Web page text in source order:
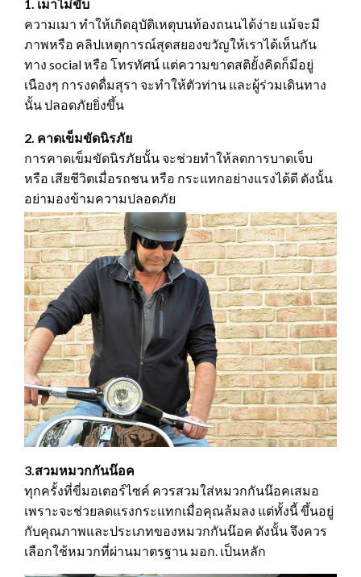
1. เมาไม่ขับ
ความเมา ทำให้เกิดอุบัติเหตุบนท้องถนนได้ง่าย แม้จะมี
ภาพหรือ คลิปเหตุการณ์สุดสยองขวัญให้เราได้เห็นกัน
ทาง social หรือ โทรทัศน์ แต่ความขาดสติยั้งคิดก็มีอยู่
เนืองๆ การงดดื่มสุรา จะทำให้ตัวท่าน และผู้ร่วมเดินทาง
นั้น ปลอดภัยยิ่งขึ้น
2. คาดเข็มขัดนิรภัย
การคาดเข็มขัดนิรภัยนั้น จะช่วยทำให้ลดการบาดเจ็บ
หรือ เสียชีวิตเมื่อรถชน หรือ กระแทกอย่างแรงได้ดี ดังนั้น
อย่ามองข้ามความปลอดภัย
3.สวมหมวกกันน๊อค
ทุกครั้งที่ขี่มอเตอร์ไซค์ ควรสวมใส่หมวกกันน๊อคเสมอ
เพราะจะช่วยลดแรงกระแทกเมื่อคุณล้มลง แต่ทั้งนี้ ขึ้นอยู่
กับคุณภาพและประเภทของหมวกกันน๊อค ดังนั้น จึงควร
เลือกใช้หมวกที่ผ่านมาตรฐาน มอก. เป็นหลัก